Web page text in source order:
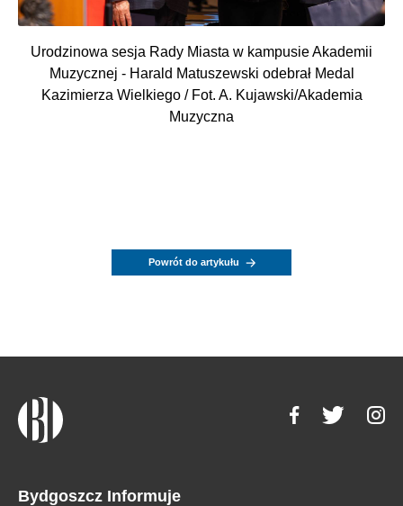
Urodzinowa sesja Rady Miasta w kampusie Akademii
Muzycznej - Harald Matuszewski odebrał Medal
Kazimierza Wielkiego / Fot. A. Kujawski/Akademia
Muzyczna
Powrót do artykułu
Bydgoszcz Informuje